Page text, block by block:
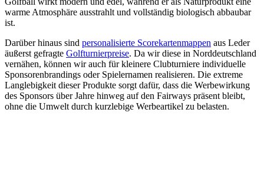
warme Atmosphäre ausstrahlt und vollständig biologisch abbaubar
ist.
Darüber hinaus sind personalisierte Scorekartenmappen aus Leder
äußerst gefragte Golfturnierpreise. Da wir diese in Norddeutschland
vernähen, können wir auch für kleinere Clubturniere individuelle
Sponsorenbrandings oder Spielernamen realisieren. Die extreme
Langlebigkeit dieser Produkte sorgt dafür, dass die Werbewirkung
des Sponsors über Jahre hinweg auf den Fairways präsent bleibt,
ohne die Umwelt durch kurzlebige Werbeartikel zu belasten.